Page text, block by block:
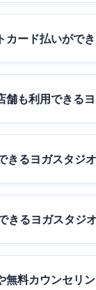
カード払いがで
舗も利用できる
きるヨガスタジ
きるヨガスタジ
無料カウンセリ